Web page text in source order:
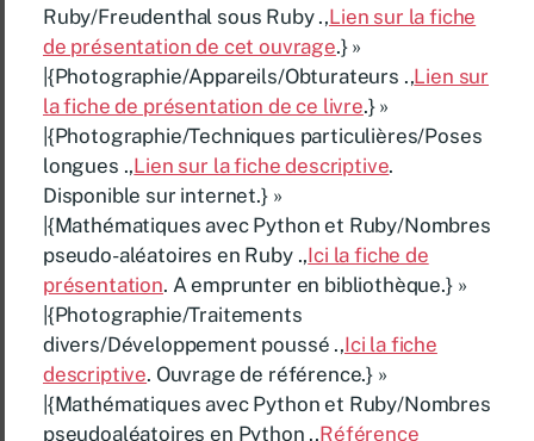
Ruby/Freudenthal sous Ruby .,Lien sur la fiche
de présentation de cet ouvrage.} »
|{Photographie/Appareils/Obturateurs .,Lien sur
la fiche de présentation de ce livre.} »
|{Photographie/Techniques particulières/Poses
longues .,Lien sur la fiche descriptive.
Disponible sur internet.} »
|{Mathématiques avec Python et Ruby/Nombres
pseudo-aléatoires en Ruby .,Ici la fiche de
présentation. A emprunter en bibliothèque.} »
|{Photographie/Traitements
divers/Développement poussé .,Ici la fiche
descriptive. Ouvrage de référence.} »
|{Mathématiques avec Python et Ruby/Nombres
pseudoaléatoires en Python .,Référence